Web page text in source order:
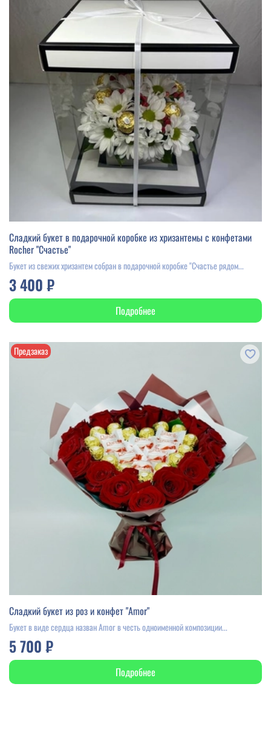
Сладкий букет в подарочной коробке из хризантемы с конфетами
Rocher "Счастье"
Букет из свежих хризантем собран в подарочной коробке "Счастье рядом...
3 400 ₽
Подробнее
Предзаказ
Сладкий букет из роз и конфет "Amor"
Букет в виде сердца назван Amor в честь одноименной композиции...
5 700 ₽
Подробнее